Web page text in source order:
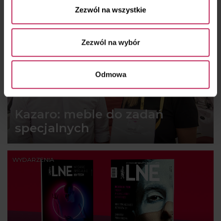
Zezwól na wszystkie
Zezwól na wybór
Odmowa
Kazaro: meble do zadań
specjalnych
WYDARZENIA